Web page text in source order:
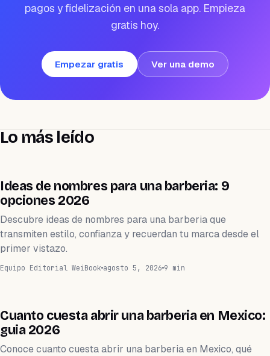
pagos y fidelización en una sola app. Empieza
gratis hoy.
Empezar gratis Ver una demo
Lo más leído
BARBERÍA
Ideas de nombres para una barberia: 9
opciones 2026
Descubre ideas de nombres para una barberia que
transmiten estilo, confianza y recuerdan tu marca desde el
primer vistazo.
Equipo Editorial WeiBook agosto 5, 2026 9 min
BARBERÍA
Cuanto cuesta abrir una barberia en Mexico:
guia 2026
Conoce cuanto cuesta abrir una barberia en Mexico, qué